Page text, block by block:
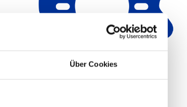
Über Cookies